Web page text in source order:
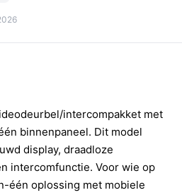
intercompakket met
binnenpaneel. Dit model
display, draadloze
intercomfunctie. Voor wie op
één oplossing met mobiele